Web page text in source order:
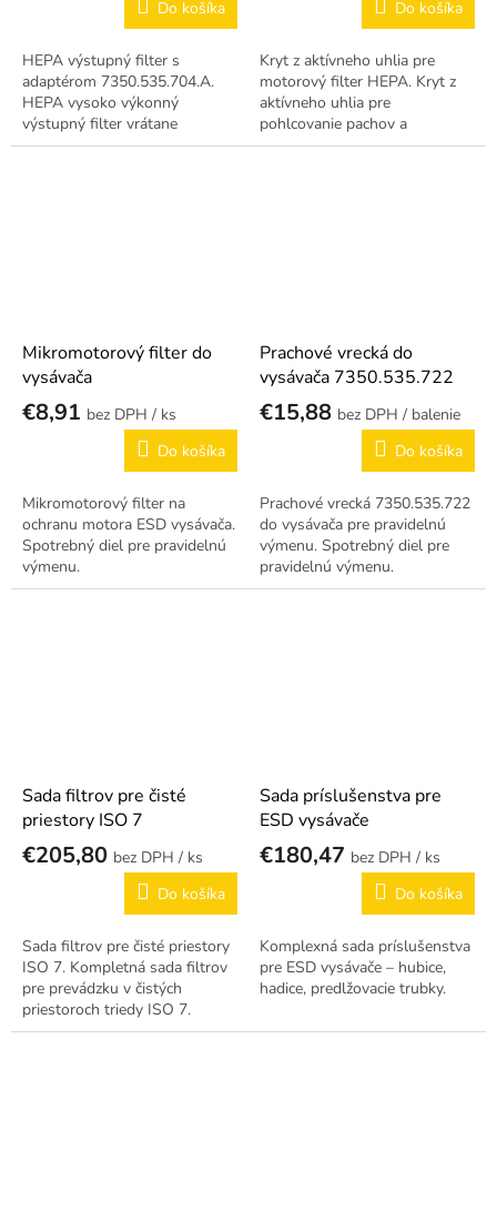
Do košíka
HEPA výstupný filter s
adaptérom 7350.535.704.A.
HEPA vysoko výkonný
výstupný filter vrátane
adaptéra.
Do košíka
Kryt z aktívneho uhlia pre
motorový filter HEPA. Kryt z
aktívneho uhlia pre
pohlcovanie pachov a
chemických pár pri HEPA filtri.
Mikromotorový filter do
vysávača
€8,91
/ ks
Do košíka
Mikromotorový filter na
ochranu motora ESD vysávača.
Spotrebný diel pre pravidelnú
výmenu.
Prachové vrecká do
vysávača 7350.535.722
€15,88
/ balenie
Do košíka
Prachové vrecká 7350.535.722
do vysávača pre pravidelnú
výmenu. Spotrebný diel pre
pravidelnú výmenu.
Sada filtrov pre čisté
priestory ISO 7
€205,80
/ ks
Do košíka
Sada filtrov pre čisté priestory
ISO 7. Kompletná sada filtrov
pre prevádzku v čistých
priestoroch triedy ISO 7.
Sada príslušenstva pre
ESD vysávače
€180,47
/ ks
Do košíka
Komplexná sada príslušenstva
pre ESD vysávače – hubice,
hadice, predlžovacie trubky.